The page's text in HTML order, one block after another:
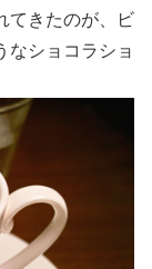
てきたのが、ビ
なショコラショ